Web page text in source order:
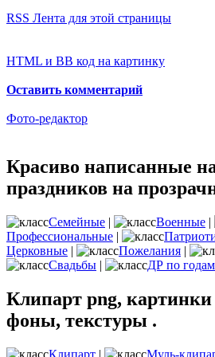
RSS Лента для этой страницы
HTML и BB код на картинку
Оставить комментарий
Фото-редактор
Красиво написанные
праздников на
Семейные | Военные |
Профессиональные |
Церковные | Пожелания |
Свадьбы | ДР по годам
Клипарт png,
фоны, текстуры .
Клипарт | Муль-